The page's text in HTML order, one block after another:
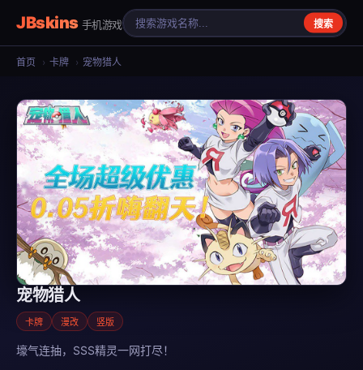
JBskins 手机游戏 搜索
首页 › 卡牌 › 宠物猎人
宠物猎人
卡牌 漫改 竖版
壕气连抽，SSS精灵一网打尽！